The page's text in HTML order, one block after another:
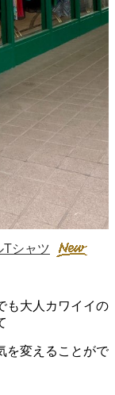
Tシャツ
も大人カワイイの
を変えることがで